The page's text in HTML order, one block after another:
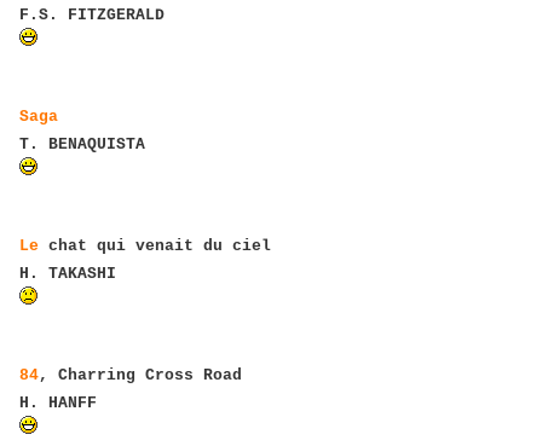
F.S. FITZGERALD
Saga
T. BENAQUISTA
Le chat qui venait du ciel
H. TAKASHI
84, Charring Cross Road
H. HANFF